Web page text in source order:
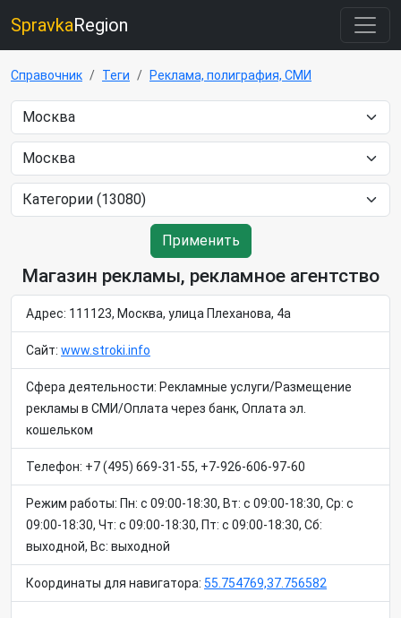
SpravkaRegion
Справочник Теги Реклама, полиграфия, СМИ
Применить
Магазин рекламы, рекламное агентство
Адрес: 111123, Москва, улица Плеханова, 4а
Сайт: www.stroki.info
Сфера деятельности: Рекламные услуги/Размещение
рекламы в СМИ/Оплата через банк, Оплата эл.
кошельком
Телефон: +7 (495) 669-31-55, +7-926-606-97-60
Режим работы: Пн: c 09:00-18:30, Вт: c 09:00-18:30, Ср: c
09:00-18:30, Чт: c 09:00-18:30, Пт: c 09:00-18:30, Сб:
выходной, Вс: выходной
Координаты для навигатора: 55.754769,37.756582